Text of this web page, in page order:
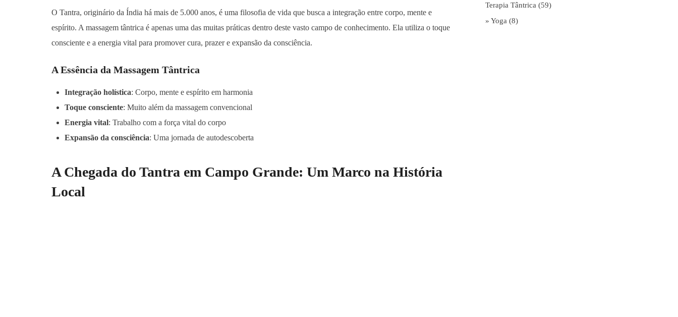
O Tantra, originário da Índia há mais de 5.000 anos, é uma filosofia de vida que busca a integração entre corpo, mente e
espírito. A massagem tântrica é apenas uma das muitas práticas dentro deste vasto campo de conhecimento. Ela utiliza o toque
consciente e a energia vital para promover cura, prazer e expansão da consciência.
A Essência da Massagem Tântrica
Integração holística: Corpo, mente e espírito em harmonia
Toque consciente: Muito além da massagem convencional
Energia vital: Trabalho com a força vital do corpo
Expansão da consciência: Uma jornada de autodescoberta
A Chegada do Tantra em Campo Grande: Um Marco na História
Local
Terapia Tântrica (59)
» Yoga (8)